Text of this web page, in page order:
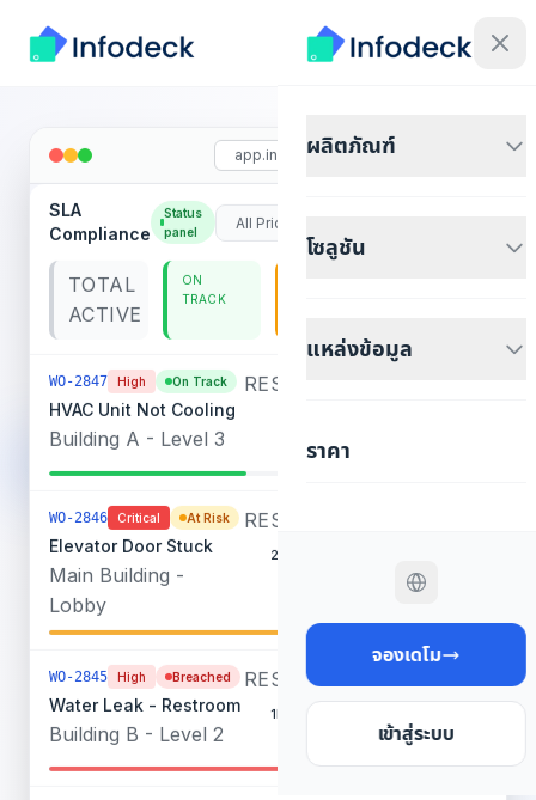
ผลิตภัณฑ์
โซลูชัน
แหล่งข้อมูล
ราคา
จองเดโม
เข้าสู่ระบบ
app.infodeck.io
SLA
Compliance
Status
panel
TOTAL
ACTIVE
ON
TRACK
WO-2847 High On Track
HVAC Unit Not Cooling
Building A - Level 3
RESPONSE
WO-2846 Critical At Risk
Elevator Door Stuck
Main Building -
Lobby
RESPONSE
25m
Target: 4h
WO-2845 High Breached
Water Leak - Restroom
Building B - Level 2
RESPONSE
1h 45m / 1h over
Target: 6h